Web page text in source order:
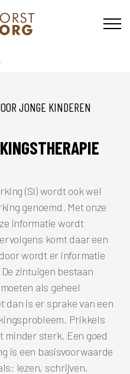
JONGE KINDEREN
(SI) wordt ook wel
genoemd. Met onze
informatie wordt
komt daar een
wordt er informatie
zintuigen bestaan
als geheel
dan is er sprake van een
Prikkels
minder sterk. Een goed
is een basisvoorwaarde
lezen, schrijven,